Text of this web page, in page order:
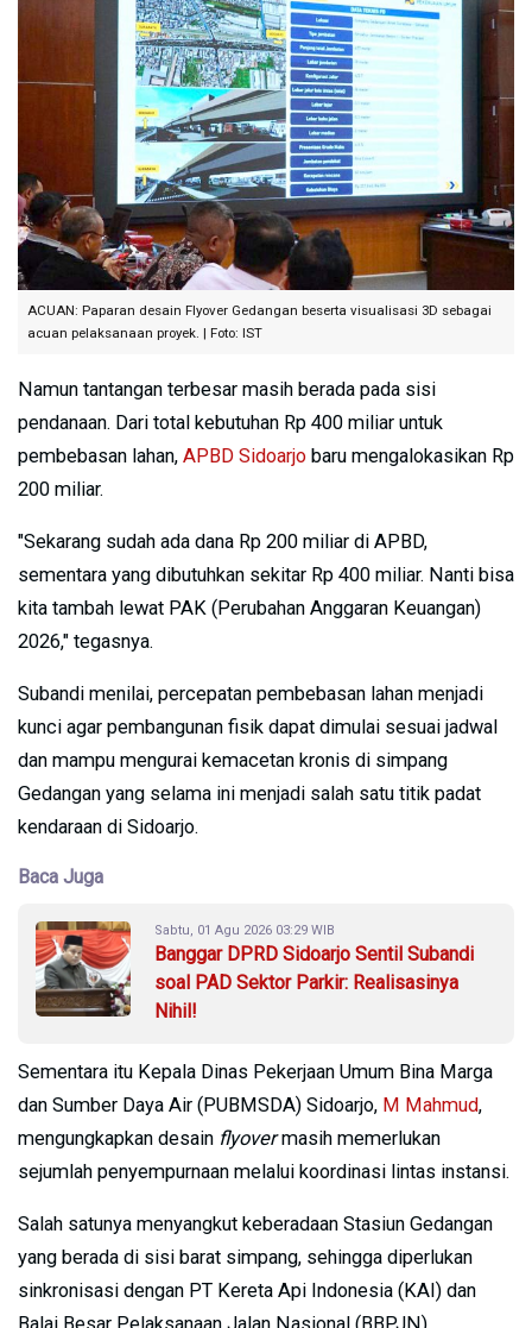
ACUAN: Paparan desain Flyover Gedangan beserta visualisasi 3D sebagai
acuan pelaksanaan proyek. | Foto: IST
Namun tantangan terbesar masih berada pada sisi
pendanaan. Dari total kebutuhan Rp 400 miliar untuk
pembebasan lahan, APBD Sidoarjo baru mengalokasikan Rp
200 miliar.
"Sekarang sudah ada dana Rp 200 miliar di APBD,
sementara yang dibutuhkan sekitar Rp 400 miliar. Nanti bisa
kita tambah lewat PAK (Perubahan Anggaran Keuangan)
2026," tegasnya.
Subandi menilai, percepatan pembebasan lahan menjadi
kunci agar pembangunan fisik dapat dimulai sesuai jadwal
dan mampu mengurai kemacetan kronis di simpang
Gedangan yang selama ini menjadi salah satu titik padat
kendaraan di Sidoarjo.
Baca Juga
Sabtu, 01 Agu 2026 03:29 WIB
Banggar DPRD Sidoarjo Sentil Subandi
soal PAD Sektor Parkir: Realisasinya
Nihil!
Sementara itu Kepala Dinas Pekerjaan Umum Bina Marga
dan Sumber Daya Air (PUBMSDA) Sidoarjo, M Mahmud,
mengungkapkan desain flyovermasih memerlukan
sejumlah penyempurnaan melalui koordinasi lintas instansi.
Salah satunya menyangkut keberadaan Stasiun Gedangan
yang berada di sisi barat simpang, sehingga diperlukan
sinkronisasi dengan PT Kereta Api Indonesia (KAI) dan